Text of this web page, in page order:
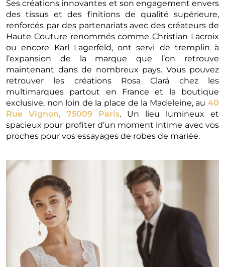
Ses créations innovantes et son engagement envers
des tissus et des finitions de qualité supérieure,
renforcés par des partenariats avec des créateurs de
Haute Couture renommés comme Christian Lacroix
ou encore Karl Lagerfeld, ont servi de tremplin à
l’expansion de la marque que l’on retrouve
maintenant dans de nombreux pays. Vous pouvez
retrouver les créations Rosa Clará chez les
multimarques partout en France et la boutique
exclusive, non loin de la place de la Madeleine, au 40
Rue Vignon, 75009 Paris. Un lieu lumineux et
spacieux pour profiter d’un moment intime avec vos
proches pour vos essayages de robes de mariée.